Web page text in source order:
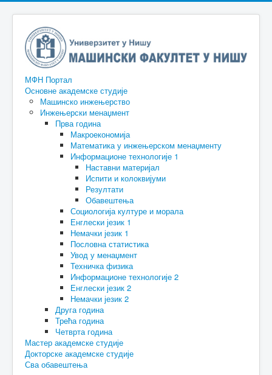
МФН Портал
Основне академске студије
Машинско инжењерство
Инжењерски менаџмент
Прва година
Макроекономија
Математика у инжењерском менаџменту
Информационе технологије 1
Наставни материјал
Испити и колоквијуми
Резултати
Обавештења
Социологија културе и морала
Енглески језик 1
Немачки језик 1
Пословна статистика
Увод у менаџмент
Техничка физика
Информационе технологије 2
Енглески језик 2
Немачки језик 2
Друга година
Трећа година
Четврта година
Мастер академске студије
Докторске академске студије
Сва обавештења